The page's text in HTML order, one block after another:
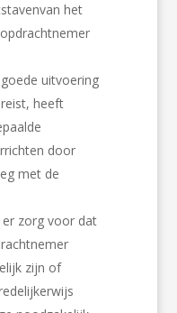
het
uitvoering
heeft
door
met de
zorg voor dat
zijn of